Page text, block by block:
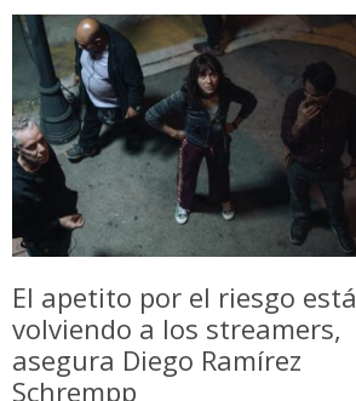
El apetito por el riesgo está
volviendo a los streamers,
asegura Diego Ramírez
Schrempp